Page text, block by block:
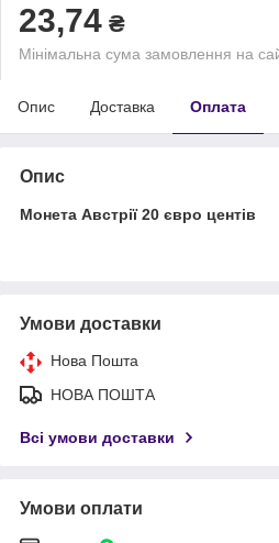
23,74 ₴
Мінімальна сума замовлення на
Опис Доставка Оплата
Опис
Монета Австрії 20 євро центів
Умови доставки
Нова Пошта
НОВА ПОШТА
Всі умови доставки
Умови оплати